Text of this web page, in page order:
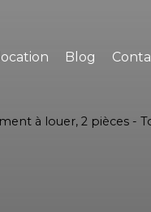
Blog